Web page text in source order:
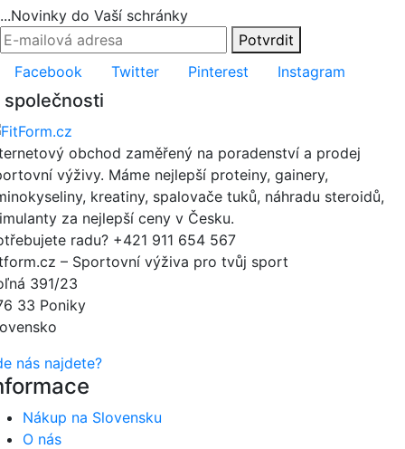
...Novinky do Vaší schránky
Potvrdit
Facebook
Twitter Pinterest Instagram
společnosti
obchod zaměřený na poradenství a prodej
výživy. Máme nejlepší proteiny, gainery,
kreatiny, spalovače tuků, náhradu steroidů,
za nejlepší ceny v Česku.
radu? +421 911 654 567
– Sportovní výživa pro tvůj sport
391/23
33 Poniky
nás najdete?
Nákup na Slovensku
O nás